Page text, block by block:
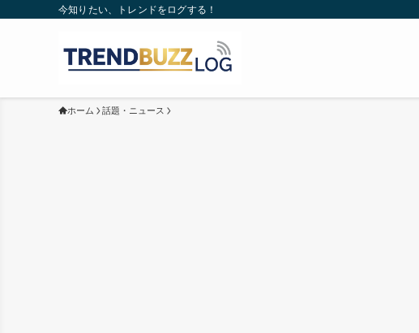
今知りたい、トレンドをログする！
ホーム 話題・ニュース